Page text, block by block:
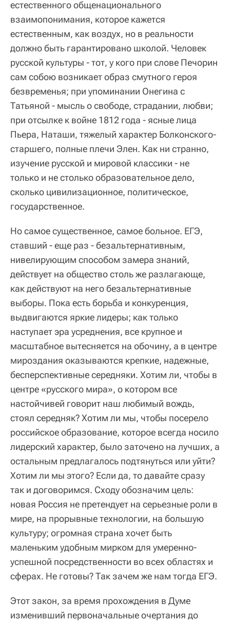
естественного общенационального
взаимопонимания, которое кажется
естественным, как воздух, но в реальности
должно быть гарантировано школой. Человек
русской культуры - тот, у кого при слове Печорин
сам собою возникает образ смутного героя
безвременья; при упоминании Онегина с
Татьяной - мысль о свободе, страдании, любви;
при отсылке к войне 1812 года - ясные лица
Пьера, Наташи, тяжелый характер Болконского-
старшего, полные плечи Элен. Как ни странно,
изучение русской и мировой классики - не
только и не столько образовательное дело,
сколько цивилизационное, политическое,
государственное.
Но самое существенное, самое больное. ЕГЭ,
ставший - еще раз - безальтернативным,
нивелирующим способом замера знаний,
действует на общество столь же разлагающе,
как действуют на него безальтернативные
выборы. Пока есть борьба и конкуренция,
выдвигаются яркие лидеры; как только
наступает эра усреднения, все крупное и
масштабное вытесняется на обочину, а в центре
мироздания оказываются крепкие, надежные,
бесперспективные середняки. Хотим ли, чтобы в
центре «русского мира», о котором все
настойчивей говорит наш любимый вождь,
стоял середняк? Хотим ли мы, чтобы посерело
российское образование, которое всегда носило
лидерский характер, было заточено на лучших, а
остальным предлагалось подтянуться или уйти?
Хотим ли мы этого? Если да, то давайте сразу
так и договоримся. Сходу обозначим цель:
новая Россия не претендует на серьезные роли в
мире, на прорывные технологии, на большую
культуру; огромная страна хочет быть
маленьким удобным мирком для умеренно-
успешной посредственности во всех областях и
сферах. Не готовы? Так зачем же нам тогда ЕГЭ.
Этот закон, за время прохождения в Думе
изменивший первоначальные очертания до